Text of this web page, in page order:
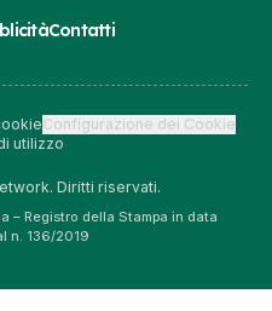
Contatti
Configurazione dei Cookie
utilizzo
Diritti riservati.
– Registro della Stampa in data
n. 136/2019